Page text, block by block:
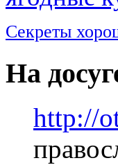
Секреты
На
http://